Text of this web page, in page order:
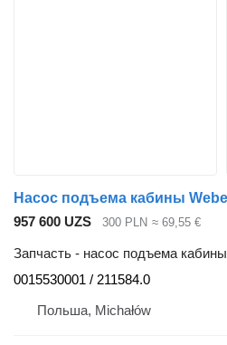
957 600 UZS 300 PLN ≈ 69,55 €
Запчасть - насос подъема кабины
0015530001 / 211584.0
Польша, Michałów